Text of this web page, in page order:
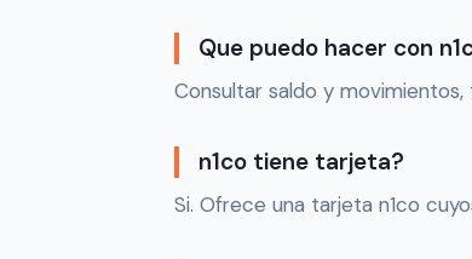
Que puedo hacer con
Consultar saldo y
n1co tiene tarjeta?
Si. Ofrece una tarjeta n1co